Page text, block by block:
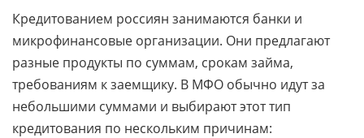
Кредитованием россиян занимаются банки и
микрофинансовые организации. Они предлагают
разные продукты по суммам, срокам займа,
требованиям к заемщику. В МФО обычно идут за
небольшими суммами и выбирают этот тип
кредитования по нескольким причинам: